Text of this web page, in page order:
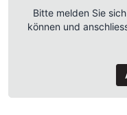
Bitte melden Sie
können und